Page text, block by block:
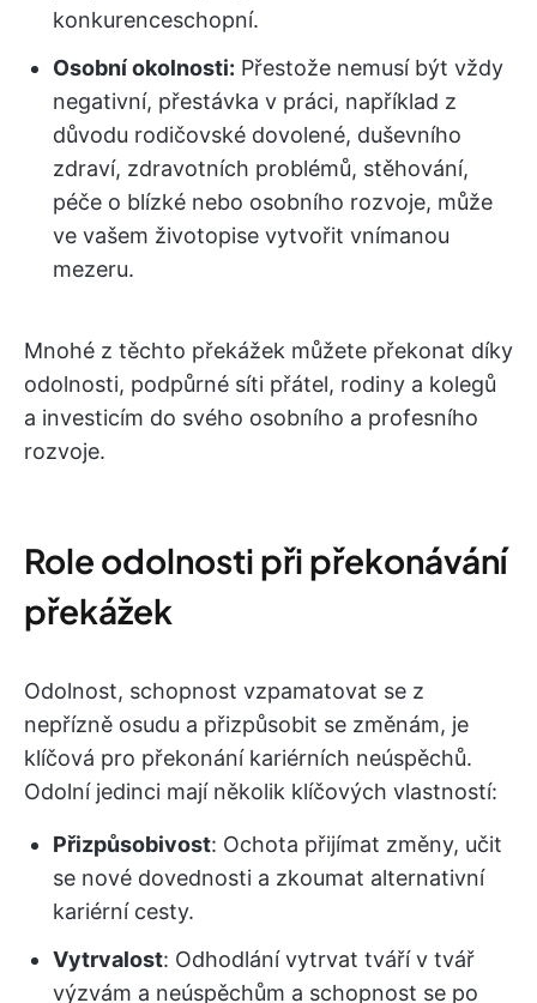
konkurenceschopní.
Osobní okolnosti: Přestože nemusí být vždy
negativní, přestávka v práci, například z
důvodu rodičovské dovolené, duševního
zdraví, zdravotních problémů, stěhování,
péče o blízké nebo osobního rozvoje, může
ve vašem životopise vytvořit vnímanou
mezeru.
Mnohé z těchto překážek můžete překonat díky
odolnosti, podpůrné síti přátel, rodiny a kolegů
a investicím do svého osobního a profesního
rozvoje.
Role odolnosti při překonávání
překážek
Odolnost, schopnost vzpamatovat se z
nepřízně osudu a přizpůsobit se změnám, je
klíčová pro překonání kariérních neúspěchů.
Odolní jedinci mají několik klíčových vlastností:
Přizpůsobivost: Ochota přijímat změny, učit
se nové dovednosti a zkoumat alternativní
kariérní cesty.
Vytrvalost: Odhodlání vytrvat tváří v tvář
výzvám a neúspěchům a schopnost se po